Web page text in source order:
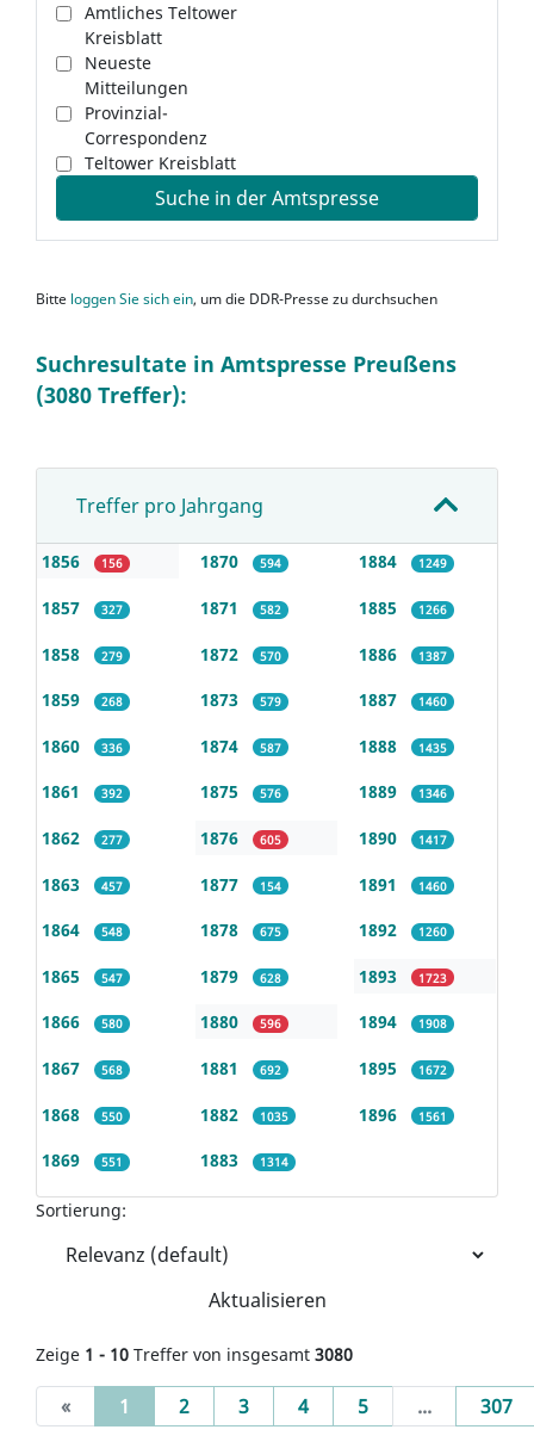
Amtliches Teltower
Kreisblatt
Neueste
Mitteilungen
Provinzial-
Correspondenz
Teltower Kreisblatt
Suche in der Amtspresse
Bitte loggen Sie sich ein, um die DDR-Presse zu durchsuchen
Suchresultate in Amtspresse Preußens
(3080 Treffer):
Treffer pro Jahrgang
1856 156
1857 327
1858 279
1859 268
1860 336
1861 392
1862 277
1863 457
1864 548
1865 547
1866 580
1867 568
1868 550
1869 551
1870 594
1871 582
1872 570
1873 579
1874 587
1875 576
1876 605
1877 154
1878 675
1879 628
1880 596
1881 692
1882 1035
1883 1314
1884 1249
1885 1266
1886 1387
1887 1460
1888 1435
1889 1346
1890 1417
1891 1460
1892 1260
1893 1723
1894 1908
1895 1672
1896 1561
Sortierung:
Aktualisieren
Zeige 1 - 10 Treffer von insgesamt 3080
« 1 (current)
2 3 4 5 ... 307